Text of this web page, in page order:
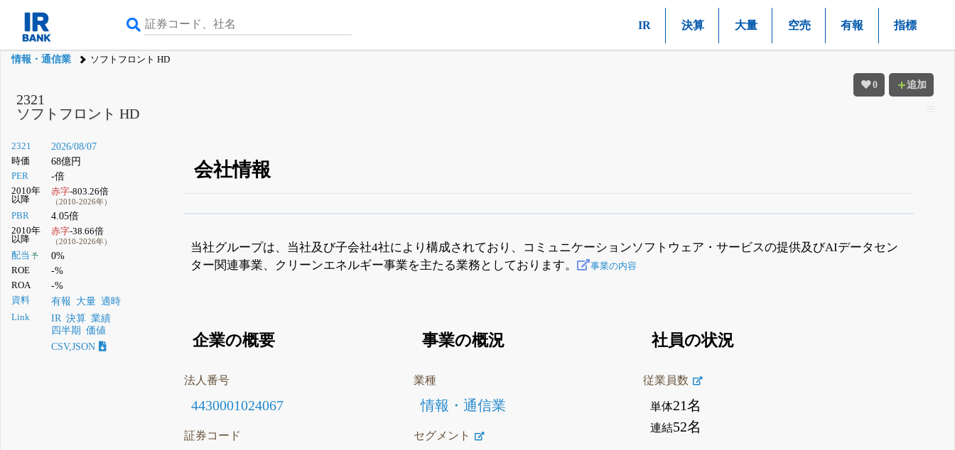
IR 決算 大量 空売 有報 指標
情報・通信業 ソフトフロント HD
0 追加
2321
ソフトフロント HD
2321 2026/08/07
時価 68億円
PER -倍
2010年
以降
赤字-803.26倍
（2010-2026年）
PBR 4.05倍
2010年
以降
赤字-38.66倍
（2010-2026年）
配当 予 0%
ROE -%
ROA -%
資料 有報 大量 適時
Link IR 決算 業績
四半期
価値
CSV,JSON
会社情報
無料でβ版をはじめる
登録すると永久30%OFFと米株版の先行利用も付きます
当社グループは、当社及び子会社4社により構成されており、コミュニケーションソフトウェア・サービスの提供及びAIデータセン
ター関連事業、クリーンエネルギー事業を主たる業務としております。
事業の内容
企業の概要
法人番号
4430001024067
証券コード
事業の概況
業種
情報・通信業
セグメント
社員の状況
従業員数
単体21名
連結52名